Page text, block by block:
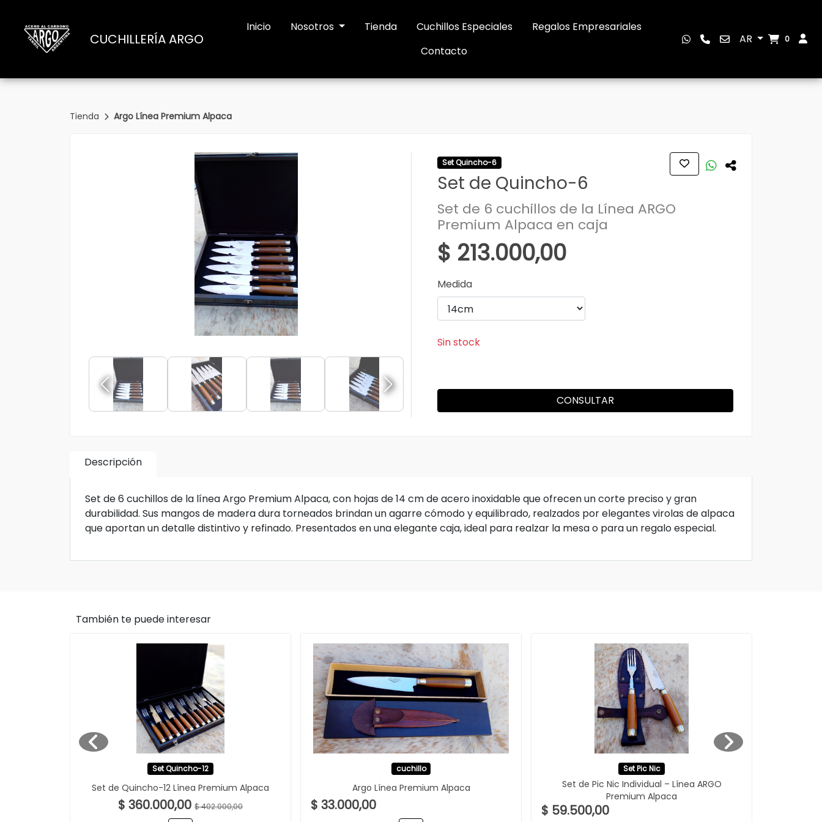
CUCHILLERÍA ARGO
Inicio Nosotros Tienda Cuchillos Especiales
Regalos Empresariales
Contacto
AR 0
Tienda Argo Línea Premium Alpaca
Set Quincho-6
Set de Quincho-6
Set de 6 cuchillos de la Línea ARGO
Premium Alpaca en caja
$ 213.000,00
Medida
Sin stock
CONSULTAR
Descripción
Set de 6 cuchillos de la línea Argo Premium Alpaca, con hojas de 14 cm de acero inoxidable que ofrecen un corte preciso y gran
durabilidad. Sus mangos de madera dura torneados brindan un agarre cómodo y equilibrado, realzados por elegantes virolas de alpaca
que aportan un detalle distintivo y refinado. Presentados en una elegante caja, ideal para realzar la mesa o para un regalo especial.
También te puede interesar
Set Quincho-12
Set de Quincho-12 Línea Premium Alpaca
$ 360.000,00 $ 402.000,00
cuchillo
Argo Línea Premium Alpaca
$ 33.000,00
Set Pic Nic
Set de Pic Nic Individual – Línea ARGO
Premium Alpaca
$ 59.500,00